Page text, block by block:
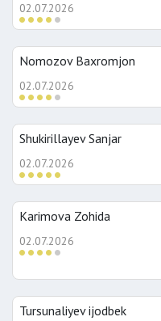
02.07.2026
Nomozov Baxromjon
02.07.2026
Shukirillayev Sanjar
02.07.2026
Karimova Zohida
02.07.2026
Tursunaliyev ijodbek